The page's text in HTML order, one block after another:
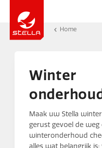
Home
Winter
Maak uw Stella
gerust gevoel de weg
winteronderhoud
alles wat belangrijk